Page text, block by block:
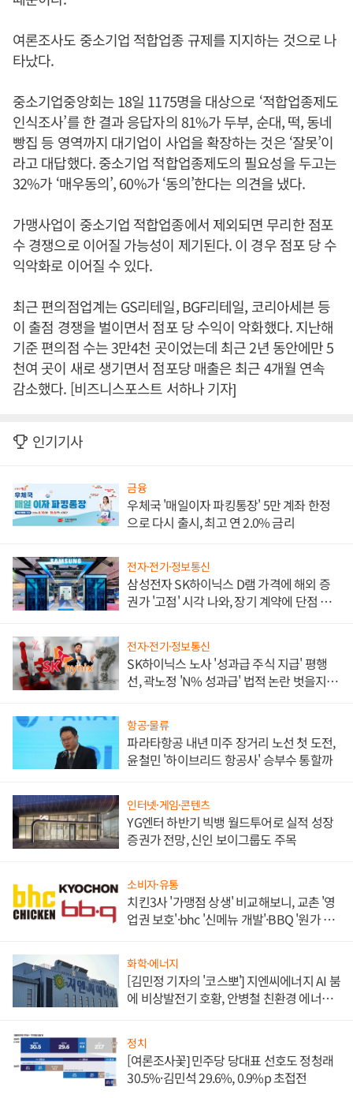
여론조사도 중소기업 적합업종 규제를 지지하는 것으로 나
타났다.
중소기업중앙회는 18일 1175명을 대상으로 ‘적합업종제도
인식조사’를 한 결과 응답자의 81%가 두부, 순대, 떡, 동네
빵집 등 영역까지 대기업이 사업을 확장하는 것은 ‘잘못’이
라고 대답했다. 중소기업 적합업종제도의 필요성을 두고는
32%가 ‘매우동의’, 60%가 ‘동의’한다는 의견을 냈다.
가맹사업이 중소기업 적합업종에서 제외되면 무리한 점포
수 경쟁으로 이어질 가능성이 제기된다. 이 경우 점포 당 수
익악화로 이어질 수 있다.
최근 편의점업계는 GS리테일, BGF리테일, 코리아세븐 등
이 출점 경쟁을 벌이면서 점포 당 수익이 악화했다. 지난해
기준 편의점 수는 3만4천 곳이었는데 최근 2년 동안에만 5
천여 곳이 새로 생기면서 점포당 매출은 최근 4개월 연속
감소했다. [비즈니스포스트 서하나 기자]
인기기사
금융
우체국 '매일이자 파킹통장' 5만 계좌 한정
으로 다시 출시, 최고 연 2.0% 금리
전자·전기·정보통신
삼성전자 SK하이닉스 D램 가격에 해외 증
권가 '고점' 시각 나와, 장기 계약에 단점 부
전자·전기·정보통신
SK하이닉스 노사 '성과급 주식 지급' 평행
선, 곽노정 'N% 성과급' 법적 논란 벗을지 주
항공·물류
파라타항공 내년 미주 장거리 노선 첫 도전,
윤철민 '하이브리드 항공사' 승부수 통할까
인터넷·게임·콘텐츠
YG엔터 하반기 빅뱅 월드투어로 실적 성장
증권가 전망, 신인 보이그룹도 주목
소비자·유통
치킨3사 '가맹점 상생' 비교해보니, 교촌 '영
업권 보호'·bhc '신메뉴 개발'·BBQ '원가 부
화학·에너지
[김민정 기자의 '코스뽀'] 지엔씨에너지 AI 붐
에 비상발전기 호황, 안병철 친환경 에너지
정치
[여론조사꽃] 민주당 당대표 선호도 정청래
30.5%·김민석 29.6%, 0.9%p 초접전